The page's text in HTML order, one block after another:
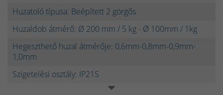
Huzatoló típusa: Beépített 2 görgős
Huzaldob átmérő: Ø 200 mm / 5 kg - Ø 100mm / 1kg
Hegeszthető huzal átmérője: 0,6mm-0,8mm-0,9mm-
1,0mm
Szigetelési osztály: IP21S